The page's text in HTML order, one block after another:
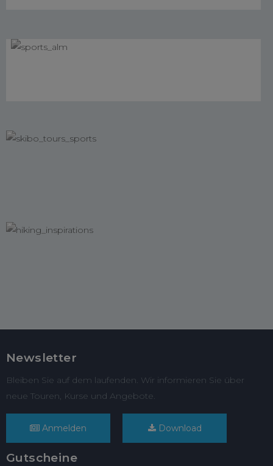
Newsletter
Bleiben Sie auf dem laufenden. Wir informieren Sie über
neue Touren, Kurse und Angebote.
Anmelden Download
Gutscheine